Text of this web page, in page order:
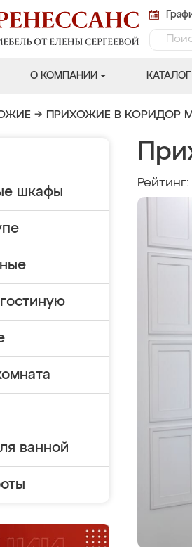
О КОМПАНИИ КАТАЛОГ
→ ПРИХОЖИЕ В КОРИДОР
шкафы
ванной
Рейтинг: